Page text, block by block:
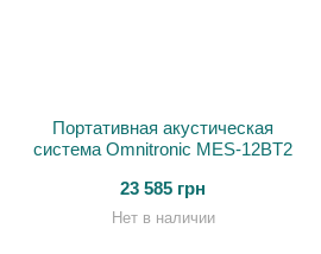
Портативная акустическая
система Omnitronic MES-12BT2
23 585 грн
Нет в наличии